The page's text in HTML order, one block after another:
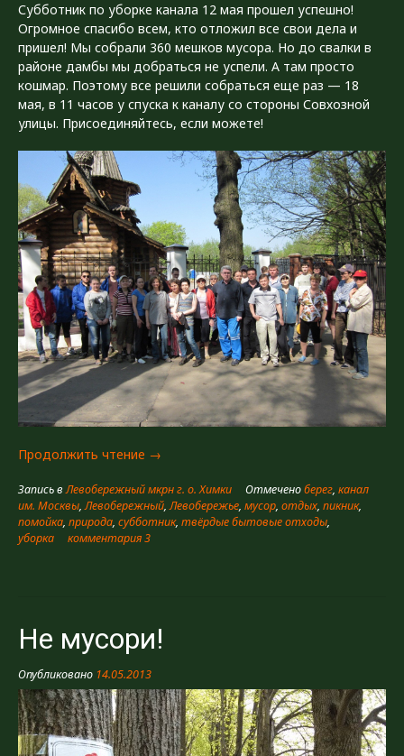
Субботник по уборке канала 12 мая прошел успешно!
Огромное спасибо всем, кто отложил все свои дела и
пришел! Мы собрали 360 мешков мусора. Но до свалки в
районе дамбы мы добраться не успели. А там просто
кошмар. Поэтому все решили собраться еще раз — 18
мая, в 11 часов у спуска к каналу со стороны Совхозной
улицы. Присоединяйтесь, если можете!
Продолжить чтение «Сбор
→
Запись вЛевобережный мкрн г. о. Химки Отмеченоберег, канал
им. Москвы,Левобережный,Левобережье, мусор, отдых, пикник,
помойка, природа, субботник, твёрдые бытовые отходы,
уборка
комментария 3
Не мусори!
Опубликовано 14.05.2013